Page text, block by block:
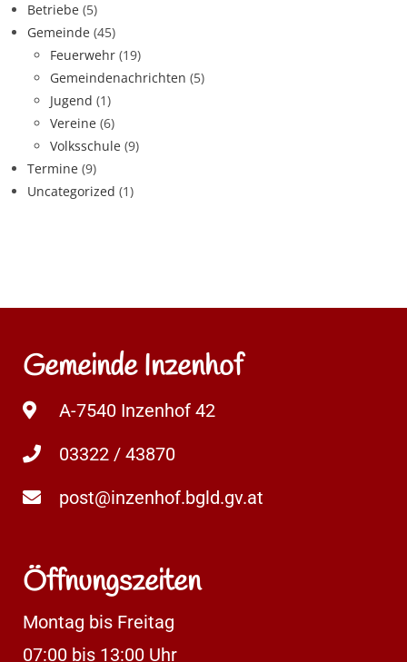
Betriebe (5)
Gemeinde (45)
Feuerwehr (19)
Gemeindenachrichten (5)
Jugend (1)
Vereine (6)
Volksschule (9)
Termine (9)
Uncategorized (1)
Gemeinde Inzenhof
A-7540 Inzenhof 42
03322 / 43870
post@inzenhof.bgld.gv.at
Öffnungszeiten
Montag bis Freitag
07:00 bis 13:00 Uhr